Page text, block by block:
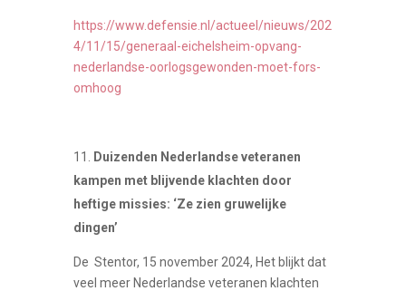
https://www.defensie.nl/actueel/nieuws/202
4/11/15/generaal-eichelsheim-opvang-
nederlandse-oorlogsgewonden-moet-fors-
omhoog
Duizenden Nederlandse veteranen
kampen met blijvende klachten door
heftige missies: ‘Ze zien gruwelijke
dingen’
De Stentor, 15 november 2024, Het blijkt dat
veel meer Nederlandse veteranen klachten